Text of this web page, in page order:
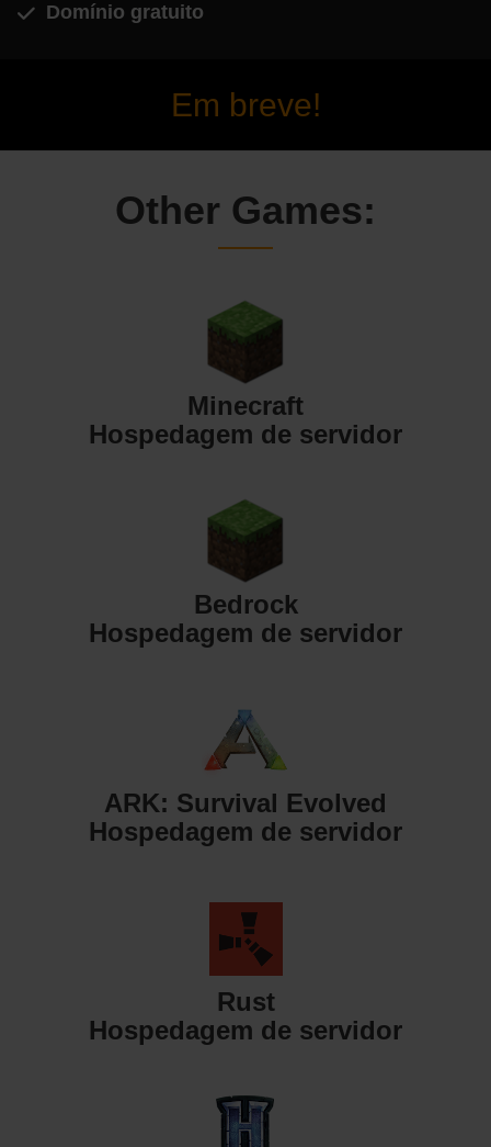
Domínio gratuito
Em breve!
Other Games:
Minecraft
Hospedagem de servidor
Bedrock
Hospedagem de servidor
ARK: Survival Evolved
Hospedagem de servidor
Rust
Hospedagem de servidor